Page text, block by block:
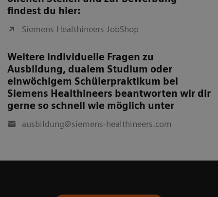
findest du hier:
Siemens Healthineers JobShop
Weitere individuelle Fragen zu
Ausbildung, dualem Studium oder
einwöchigem Schülerpraktikum bei
Siemens Healthineers beantworten wir dir
gerne so schnell wie möglich unter
ausbildung@siemens-healthineers.com